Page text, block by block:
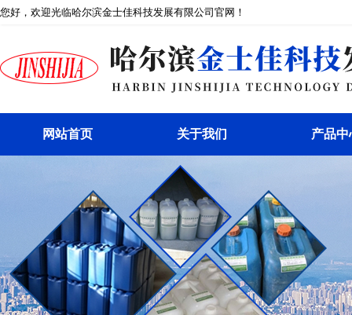
您好，欢迎光临哈尔滨金士佳科技发展有限公司官网！
网站首页 关于我们 产品中